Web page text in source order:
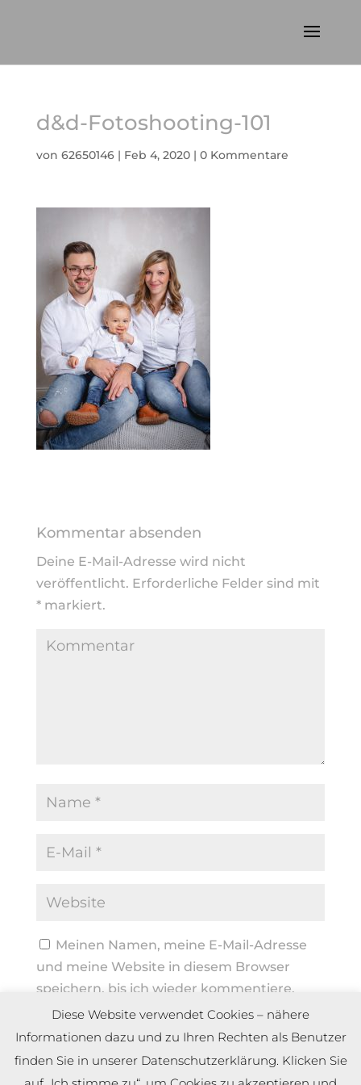
d&d-Fotoshooting-101
von 62650146| Feb 4, 2020| 0 Kommentare
Kommentar absenden
Deine E-Mail-Adresse wird nicht
veröffentlicht. Erforderliche Felder sind mit
*markiert.
Meinen Namen, meine E-Mail-Adresse
und meine Website in diesem Browser
speichern, bis ich wieder kommentiere.
Diese Website verwendet Cookies – nähere
Informationen dazu und zu Ihren Rechten als Benutzer
finden Sie in unserer Datenschutzerklärung. Klicken Sie